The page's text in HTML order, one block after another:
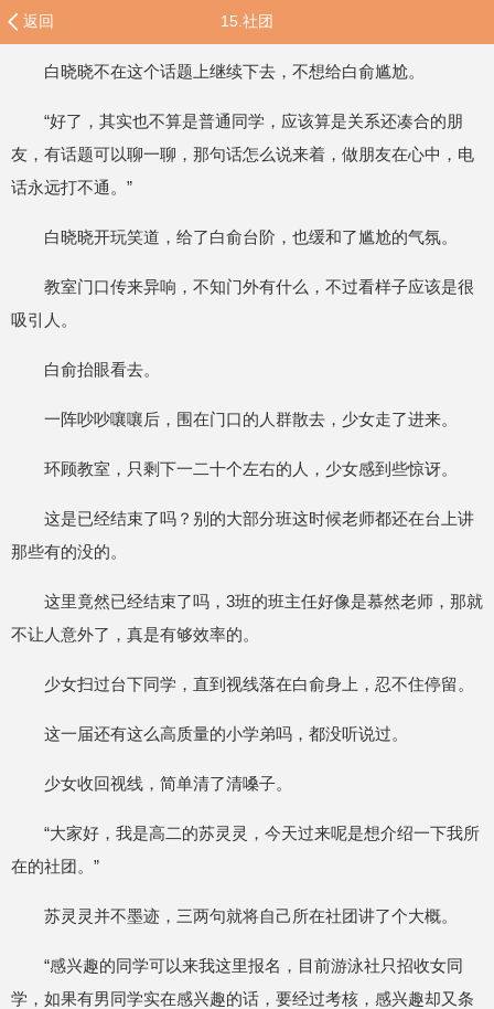
返回 15.社团
白晓晓不在这个话题上继续下去，不想给白俞尴尬。
“好了，其实也不算是普通同学，应该算是关系还凑合的朋
友，有话题可以聊一聊，那句话怎么说来着，做朋友在心中，电
话永远打不通。”
白晓晓开玩笑道，给了白俞台阶，也缓和了尴尬的气氛。
教室门口传来异响，不知门外有什么，不过看样子应该是很
吸引人。
白俞抬眼看去。
一阵吵吵嚷嚷后，围在门口的人群散去，少女走了进来。
环顾教室，只剩下一二十个左右的人，少女感到些惊讶。
这是已经结束了吗？别的大部分班这时候老师都还在台上讲
那些有的没的。
这里竟然已经结束了吗，3班的班主任好像是慕然老师，那就
不让人意外了，真是有够效率的。
少女扫过台下同学，直到视线落在白俞身上，忍不住停留。
这一届还有这么高质量的小学弟吗，都没听说过。
少女收回视线，简单清了清嗓子。
“大家好，我是高二的苏灵灵，今天过来呢是想介绍一下我所
在的社团。”
苏灵灵并不墨迹，三两句就将自己所在社团讲了个大概。
“感兴趣的同学可以来我这里报名，目前游泳社只招收女同
学，如果有男同学实在感兴趣的话，要经过考核，感兴趣却又条